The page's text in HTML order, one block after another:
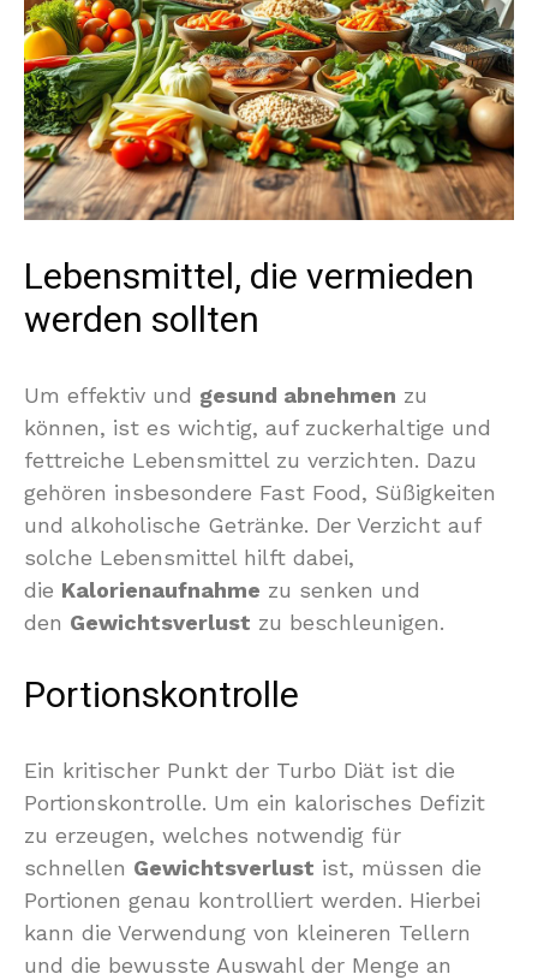
Lebensmittel, die vermieden
werden sollten
Um effektiv und gesund abnehmen zu
können, ist es wichtig, auf zuckerhaltige und
fettreiche Lebensmittel zu verzichten. Dazu
gehören insbesondere Fast Food, Süßigkeiten
und alkoholische Getränke. Der Verzicht auf
solche Lebensmittel hilft dabei,
die Kalorienaufnahme zu senken und
den Gewichtsverlust zu beschleunigen.
Portionskontrolle
Ein kritischer Punkt der Turbo Diät ist die
Portionskontrolle. Um ein kalorisches Defizit
zu erzeugen, welches notwendig für
schnellen Gewichtsverlust ist, müssen die
Portionen genau kontrolliert werden. Hierbei
kann die Verwendung von kleineren Tellern
und die bewusste Auswahl der Menge an